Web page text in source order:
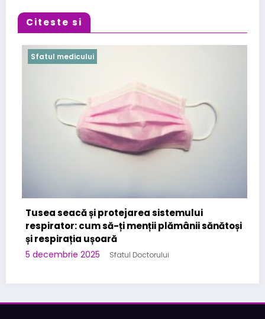
Citeste si
sănătoși
Stomatologice – interventii rapide
la Kirilova Dent
3 noiembrie 2025 Sfatul Doctorului